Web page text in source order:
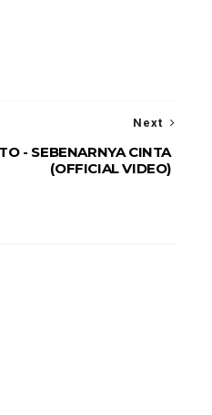
Next
- SEBENARNYA CINTA
(OFFICIAL VIDEO)